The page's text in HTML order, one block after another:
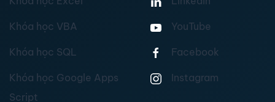
Khóa học VBA
Khóa học SQL
Khóa học Google Apps
Script
YouTube
Facebook
Instagram